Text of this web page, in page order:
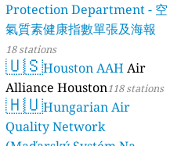
Protection Department - 空
氣質素健康指數單張及海報
18 stations
🇺🇸Houston AAH Air
Alliance Houston118 stations
🇭🇺Hungarian Air
Quality Network